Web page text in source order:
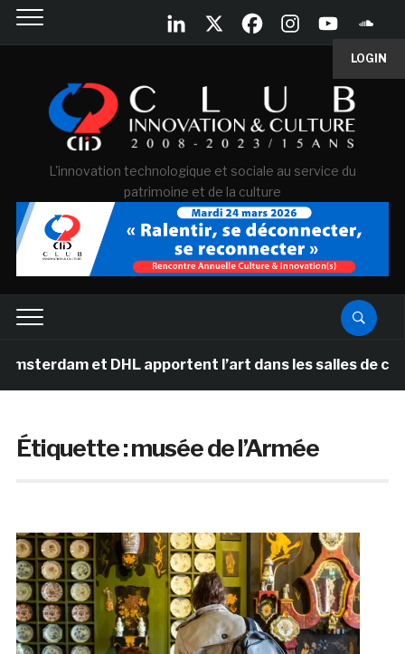
LOGIN
L'innovation technologique et sociale au service du
patrimoine et de la culture
et DHL apportent l’art dans les salles de classe des
Étiquette :musée de l’Armée